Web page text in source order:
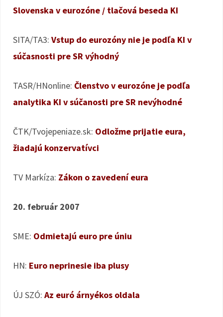
Slovenska v eurozóne / tlačová beseda KI
SITA/TA3: Vstup do eurozóny nie je podľa KI v
súčasnosti pre SR výhodný
TASR/HNonline: Členstvo v eurozóne je podľa
analytika KI v súčanosti pre SR nevýhodné
ČTK/Tvojepeniaze.sk: Odložme prijatie eura,
žiadajú konzervatívci
TV Markíza: Zákon o zavedení eura
20. február 2007
SME: Odmietajú euro pre úniu
HN: Euro neprinesie iba plusy
ÚJ SZÓ: Az euró árnyékos oldala